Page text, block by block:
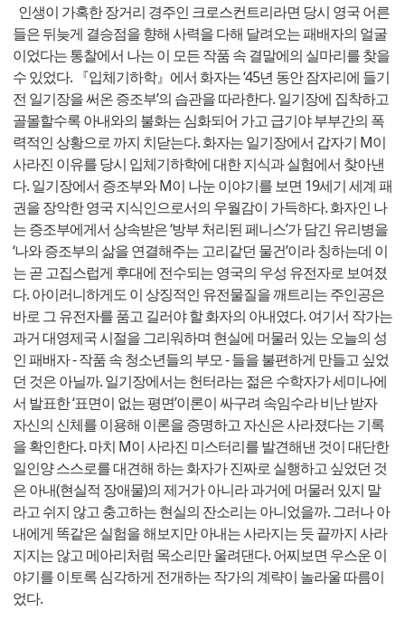
인생이 가혹한 장거리 경주인 크로스컨트리라면 당시 영국 어른
들은 뒤늦게 결승점을 향해 사력을 다해 달려오는 패배자의 얼굴
이었다는 통찰에서 나는 이 모든 작품 속 결말에의 실마리를 찾을
수 있었다. 『입체기하학』에서 화자는 ‘45년 동안 잠자리에 들기
전 일기장을 써온 증조부’의 습관을 따라한다. 일기장에 집착하고
골몰할수록 아내와의 불화는 심화되어 가고 급기야 부부간의 폭
력적인 상황으로 까지 치닫는다. 화자는 일기장에서 갑자기 M이
사라진 이유를 당시 입체기하학에 대한 지식과 실험에서 찾아낸
다. 일기장에서 증조부와 M이 나눈 이야기를 보면 19세기 세계 패
권을 장악한 영국 지식인으로서의 우월감이 가득하다. 화자인 나
는 증조부에게서 상속받은 ‘방부 처리된 페니스’가 담긴 유리병을
‘나와 증조부의 삶을 연결해주는 고리같던 물건’이라 칭하는데 이
는 곧 고집스럽게 후대에 전수되는 영국의 우성 유전자로 보여졌
다. 아이러니하게도 이 상징적인 유전물질을 깨트리는 주인공은
바로 그 유전자를 품고 길러야 할 화자의 아내였다. 여기서 작가는
과거 대영제국 시절을 그리워하며 현실에 머물러 있는 오늘의 성
인 패배자 - 작품 속 청소년들의 부모 - 들을 불편하게 만들고 싶었
던 것은 아닐까. 일기장에서는 헌터라는 젊은 수학자가 세미나에
서 발표한 ‘표면이 없는 평면’이론이 싸구려 속임수라 비난 받자
자신의 신체를 이용해 이론을 증명하고 자신은 사라졌다는 기록
을 확인한다. 마치 M이 사라진 미스터리를 발견해낸 것이 대단한
일인양 스스로를 대견해 하는 화자가 진짜로 실행하고 싶었던 것
은 아내(현실적 장애물)의 제거가 아니라 과거에 머물러 있지 말
라고 쉬지 않고 충고하는 현실의 잔소리는 아니었을까. 그러나 아
내에게 똑같은 실험을 해보지만 아내는 사라지는 듯 끝까지 사라
지지는 않고 메아리처럼 목소리만 울려댄다. 어찌보면 우스운 이
야기를 이토록 심각하게 전개하는 작가의 계략이 놀라울 따름이
었다.